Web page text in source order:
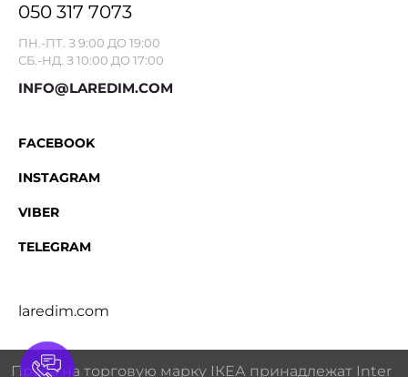
050 317 7073
ПН.-ПТ. З 9:00 ДО 19:00
СБ.-НД. З 10:00 ДО 17:00
INFO@LAREDIM.COM
FACEBOOK
INSTAGRAM
VIBER
TELEGRAM
laredim.com
Права на торговую марку IКЕА принадлежат Inter